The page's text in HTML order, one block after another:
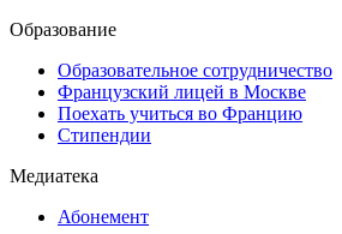
Образование
Образовательное сотрудничество
Французский лицей в Москве
Поехать учиться во Францию
Стипендии
Медиатека
Абонемент